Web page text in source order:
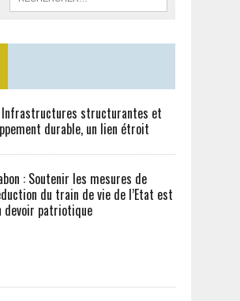
Infrastructures structurantes et
durable, un lien étroit
: Soutenir les mesures de
du train de vie de l’Etat est
devoir patriotique